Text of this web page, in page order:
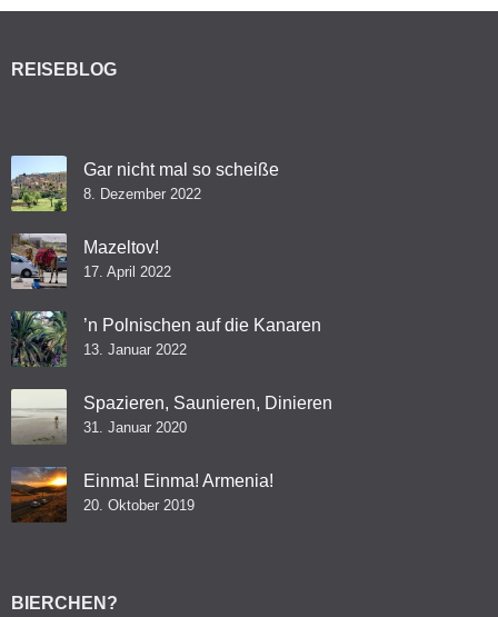
REISEBLOG
Gar nicht mal so scheiße
8. Dezember 2022
Mazeltov!
17. April 2022
’n Polnischen auf die Kanaren
13. Januar 2022
Spazieren, Saunieren, Dinieren
31. Januar 2020
Einma! Einma! Armenia!
20. Oktober 2019
BIERCHEN?